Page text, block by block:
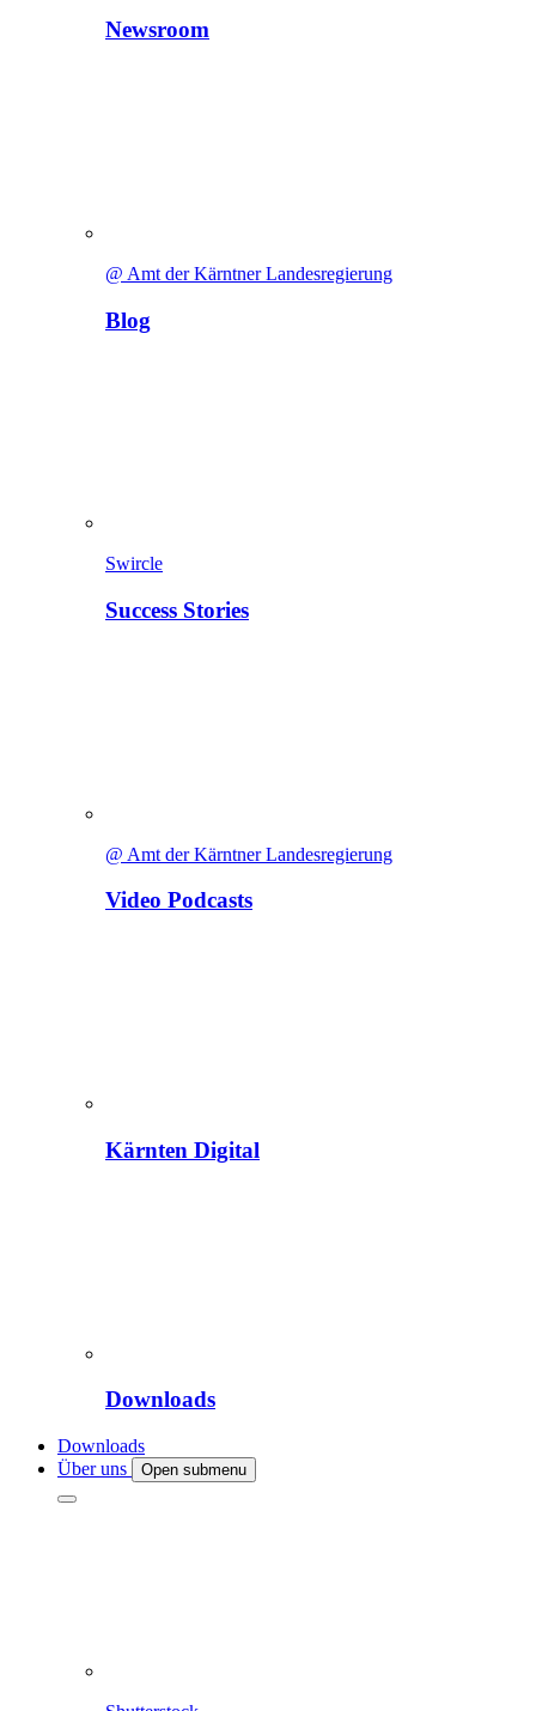
Newsroom
@ Amt der Kärntner Landesregierung
Blog
Swircle
Success Stories
@ Amt der Kärntner Landesregierung
Video Podcasts
Kärnten Digital
Downloads
Downloads
Über uns
Open submenu